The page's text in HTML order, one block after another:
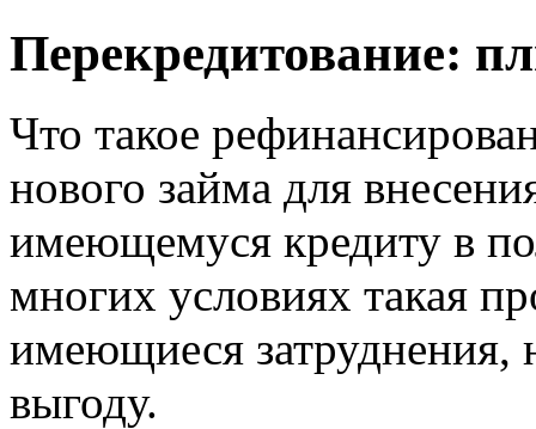
Перекредитование:
Что такое
нового займа для
имеющемуся кредиту в
многих условиях такая
имеющиеся затруднения,
выгоду.